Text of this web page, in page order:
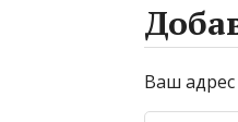
Ваш адрес